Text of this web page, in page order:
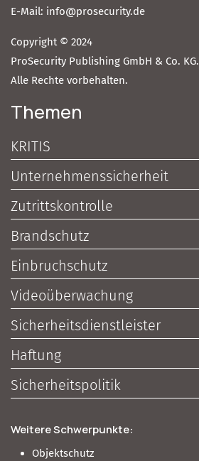
E-Mail: info@prosecurity.de
Copyright © 2024
ProSecurity Publishing GmbH & Co. KG.
Alle Rechte vorbehalten.
Themen
KRITIS
Unternehmenssicherheit
Zutrittskontrolle
Brandschutz
Einbruchschutz
Videoüberwachung
Sicherheitsdienstleister
Haftung
Sicherheitspolitik
Weitere Schwerpunkte:
Objektschutz